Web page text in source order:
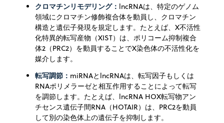
クロマチンリモデリング： lncRNAは、特定のゲノム
領域にクロマチン修飾複合体を動員し、クロマチン
構造と遺伝子発現を規定します。たとえば、X不活性
化特異的転写産物（XIST）は、ポリコーム抑制複合
体2（PRC2）を動員することでX染色体の不活性化を
媒介します。
転写調節： miRNAとlncRNAは、転写因子もしくは
RNAポリメラーゼと相互作用することによって転写
を調節します。たとえば、lncRNA HOX転写物アン
チセンス遺伝子間RNA（HOTAIR）は、PRC2を動員
して別の染色体上の遺伝子を抑制します。